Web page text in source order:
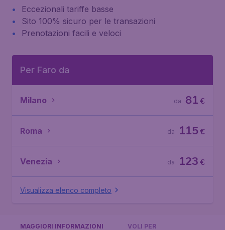
Eccezionali tariffe basse
Sito 100% sicuro per le transazioni
Prenotazioni facili e veloci
Per Faro da
Milano €
81
da
Roma €
115
da
Venezia €
123
da
Visualizza elenco completo
MAGGIORI INFORMAZIONI VOLI PER